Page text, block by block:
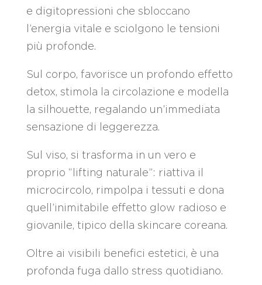
e digitopressioni che sbloccano
l’energia vitale e sciolgono le tensioni
più profonde.
Sul corpo, favorisce un profondo effetto
detox, stimola la circolazione e modella
la silhouette, regalando un’immediata
sensazione di leggerezza.
Sul viso, si trasforma in un vero e
proprio “lifting naturale”: riattiva il
microcircolo, rimpolpa i tessuti e dona
quell’inimitabile effetto glow radioso e
giovanile, tipico della skincare coreana.
Oltre ai visibili benefici estetici, è una
profonda fuga dallo stress quotidiano.